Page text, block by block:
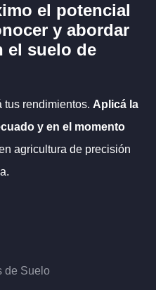
el potencial
y abordar
el suelo de
tus rendimientos. Aplicá la
y en el momento
agricultura de precisión
de Suelo